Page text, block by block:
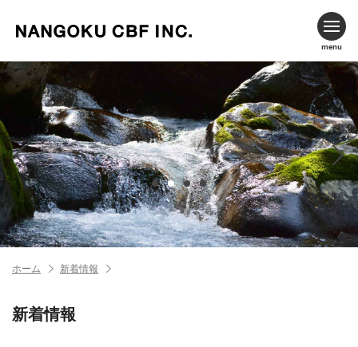
menu
ホーム 新着情報
新着情報